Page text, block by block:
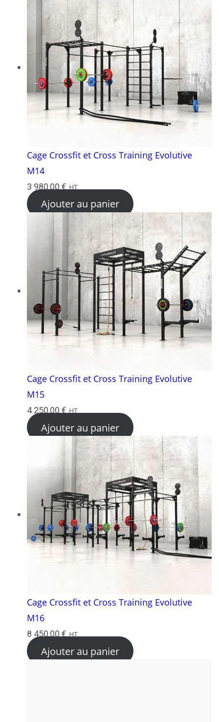
Cage Crossfit et Cross Training Evolutive
M14
3 980,00 € HT
Ajouter au panier
Cage Crossfit et Cross Training Evolutive
M15
4 250,00 € HT
Ajouter au panier
Cage Crossfit et Cross Training Evolutive
M16
8 450,00€ HT
Ajouter au panier